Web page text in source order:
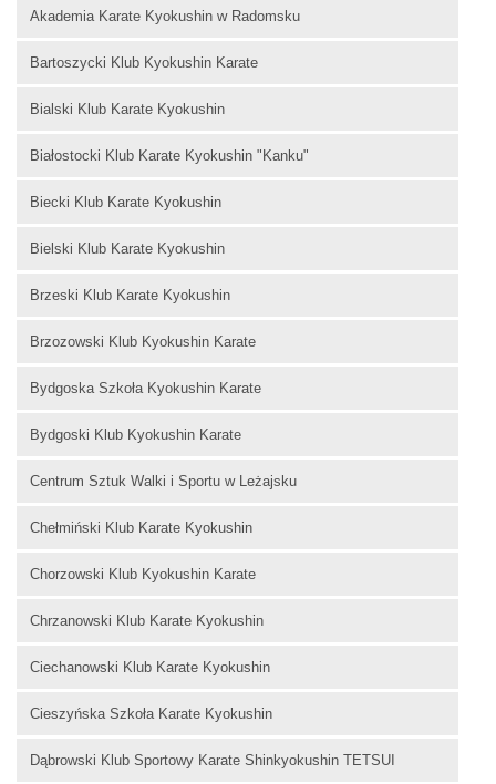
Akademia Karate Kyokushin w Radomsku
Bartoszycki Klub Kyokushin Karate
Bialski Klub Karate Kyokushin
Białostocki Klub Karate Kyokushin "Kanku"
Biecki Klub Karate Kyokushin
Bielski Klub Karate Kyokushin
Brzeski Klub Karate Kyokushin
Brzozowski Klub Kyokushin Karate
Bydgoska Szkoła Kyokushin Karate
Bydgoski Klub Kyokushin Karate
Centrum Sztuk Walki i Sportu w Leżajsku
Chełmiński Klub Karate Kyokushin
Chorzowski Klub Kyokushin Karate
Chrzanowski Klub Karate Kyokushin
Ciechanowski Klub Karate Kyokushin
Cieszyńska Szkoła Karate Kyokushin
Dąbrowski Klub Sportowy Karate Shinkyokushin TETSUI